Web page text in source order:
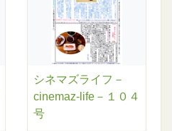
シネマズライフ－
cinemaz-life－１０４
号